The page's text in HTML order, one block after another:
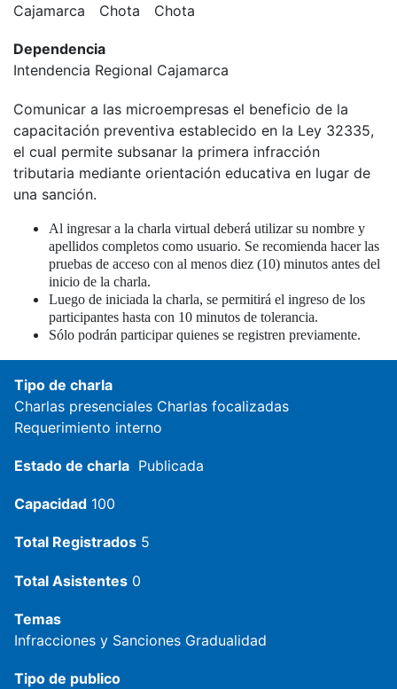
Cajamarca
Chota Chota
Dependencia
Intendencia Regional Cajamarca
Comunicar a las microempresas el beneficio de la
capacitación preventiva establecido en la Ley 32335,
el cual permite subsanar la primera infracción
tributaria mediante orientación educativa en lugar de
una sanción.
Al ingresar a la charla virtual deberá utilizar su nombre y
apellidos completos como usuario. Se recomienda hacer las
pruebas de acceso con al menos diez (10) minutos antes del
inicio de la charla.
Luego de iniciada la charla, se permitirá el ingreso de los
participantes hasta con 10 minutos de tolerancia.
Sólo podrán participar quienes se registren previamente.
Tipo de charla
Charlas presenciales Charlas focalizadas
Requerimiento interno
Estado de charla Publicada
Capacidad 100
Total Registrados 5
Total Asistentes 0
Temas
Infracciones y Sanciones Gradualidad
Tipo de publico